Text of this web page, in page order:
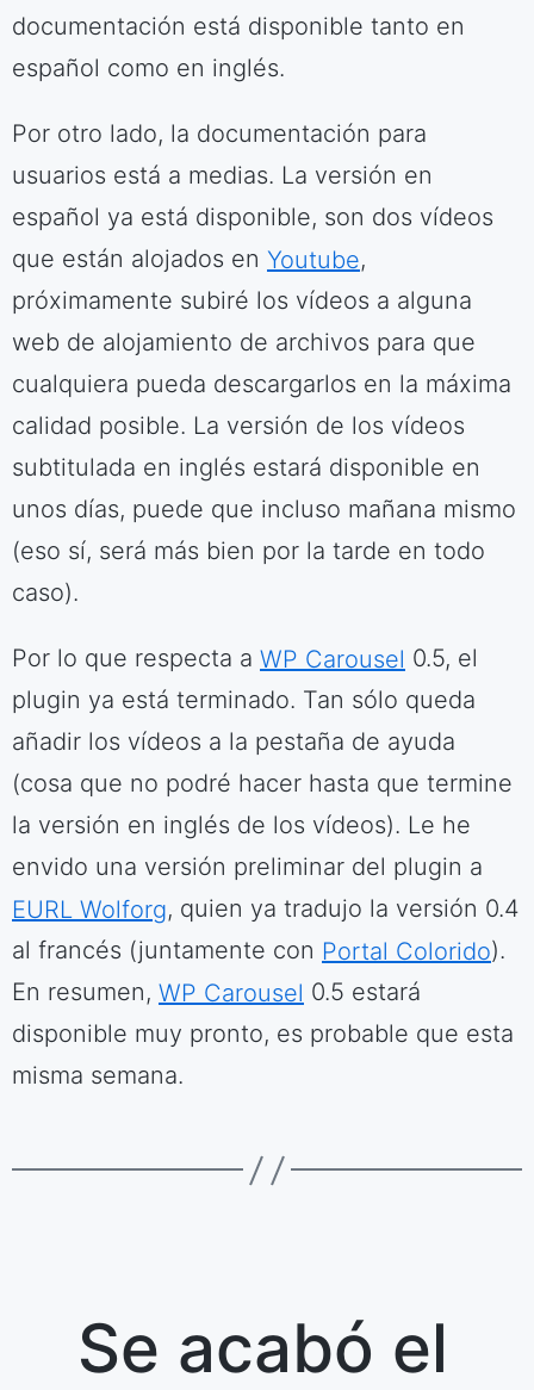
documentación está disponible tanto en
español como en inglés.
Por otro lado, la documentación para
usuarios está a medias. La versión en
español ya está disponible, son dos vídeos
que están alojados en Youtube,
próximamente subiré los vídeos a alguna
web de alojamiento de archivos para que
cualquiera pueda descargarlos en la máxima
calidad posible. La versión de los vídeos
subtitulada en inglés estará disponible en
unos días, puede que incluso mañana mismo
(eso sí, será más bien por la tarde en todo
caso).
Por lo que respecta a WP Carousel 0.5, el
plugin ya está terminado. Tan sólo queda
añadir los vídeos a la pestaña de ayuda
(cosa que no podré hacer hasta que termine
la versión en inglés de los vídeos). Le he
envido una versión preliminar del plugin a
EURL Wolforg, quien ya tradujo la versión 0.4
al francés (juntamente con Portal Colorido).
En resumen, WP Carousel 0.5 estará
disponible muy pronto, es probable que esta
misma semana.
Se acabó el